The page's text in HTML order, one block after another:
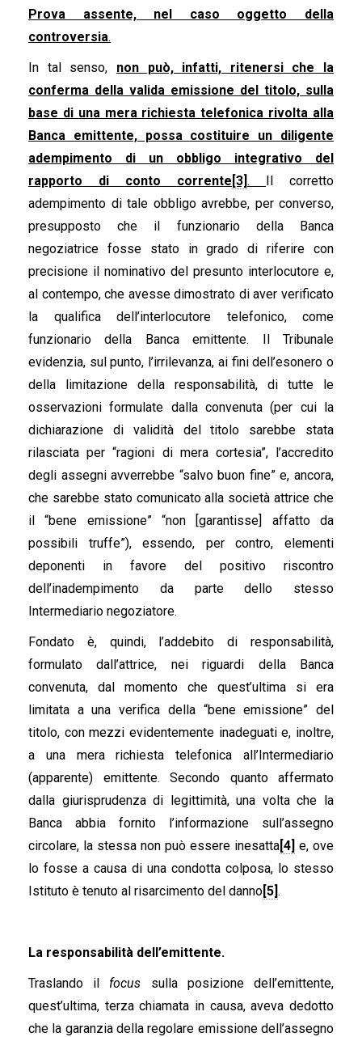
Prova assente, nel caso oggetto della
controversia.
In tal senso, non può, infatti, ritenersi che la
conferma della valida emissione del titolo, sulla
base di una mera richiesta telefonica rivolta alla
Banca emittente, possa costituire un diligente
adempimento di un obbligo integrativo del
rapporto di conto
corrente [3]. Il corretto
adempimento di tale obbligo avrebbe, per converso,
presupposto che il funzionario della Banca
negoziatrice fosse stato in grado di riferire con
precisione il nominativo del presunto interlocutore e,
al contempo, che avesse dimostrato di aver verificato
la qualifica dell’interlocutore telefonico, come
funzionario della Banca emittente. Il Tribunale
evidenzia, sul punto, l’irrilevanza, ai fini dell’esonero o
della limitazione della responsabilità, di tutte le
osservazioni formulate dalla convenuta (per cui la
dichiarazione di validità del titolo sarebbe stata
rilasciata per “ragioni di mera cortesia”, l’accredito
degli assegni avverrebbe “salvo buon fine” e, ancora,
che sarebbe stato comunicato alla società attrice che
il “bene emissione” “non [garantisse] affatto da
possibili truffe”), essendo, per contro, elementi
deponenti in favore del positivo riscontro
dell’inadempimento da parte dello stesso
Intermediario negoziatore.
Fondato è, quindi, l’addebito di responsabilità,
formulato dall’attrice, nei riguardi della Banca
convenuta, dal momento che quest’ultima si era
limitata a una verifica della “bene emissione” del
titolo, con mezzi evidentemente inadeguati e, inoltre,
a una mera richiesta telefonica all’Intermediario
(apparente) emittente. Secondo quanto affermato
dalla giurisprudenza di legittimità, una volta che la
Banca abbia fornito l’informazione sull’assegno
circolare, la stessa non può essere inesatta[4] e, ove
lo fosse a causa di una condotta colposa, lo stesso
Istituto è tenuto al risarcimento del danno[5].
La responsabilità dell’emittente.
Traslando il focus sulla posizione dell’emittente,
quest’ultima, terza chiamata in causa, aveva dedotto
che la garanzia della regolare emissione dell’assegno